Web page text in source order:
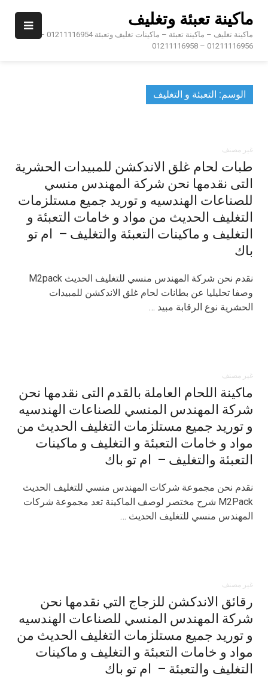
content
ماكينة تعبئة وتغليف
ماكينة تغليف – ماكينة تعبئة – ماكينات تغليف وتعبئة 01211116954 –
01211116956 – 01211116958
الوسم: التعبئة و التغليف
غير مصنف
طبات لحام غلق الاندكشن للمبيدات الحشرية
التى نقدمها نحن شركة المهندس منسي
للصناعات الهندسيه و توريد جميع مستلزمات
التغليف الحديث من مواد و خامات التعبئة و
التغليف و ماكينات التعبئة والتغليف – ام تو
باك
نقدم نحن شركة المهندس منسي للتغليف الحديث M2pack
وصفا تحليليا عن بطانات لحام غلق الاندكشن للمبيدات
الحشرية نوع الرقابة مبيد …
غير مصنف
ماكينة اللحام العاملة بالقدم التى نقدمها نحن
شركة المهندس المنسي للصناعات الهندسيه
و توريد جميع مستلزمات التغليف الحديث من
مواد و خامات التعبئة و التغليف و ماكينات
التعبئة والتغليف – ام تو باك
نقدم نحن مجموعة شركات المهندس منسي للتغليف الحديث
M2Pack شرح مختصر لوصف الماكينة تعد مجموعة شركات
المهندس منسي للتغليف الحديث …
غير مصنف
رقائق الاندكشن للزجاج التي نقدمها نحن
شركة المهندس المنسي للصناعات الهندسيه
و توريد جميع مستلزمات التغليف الحديث من
مواد و خامات التعبئة و التغليف و ماكينات
التغليف والتعبئة – ام تو باك